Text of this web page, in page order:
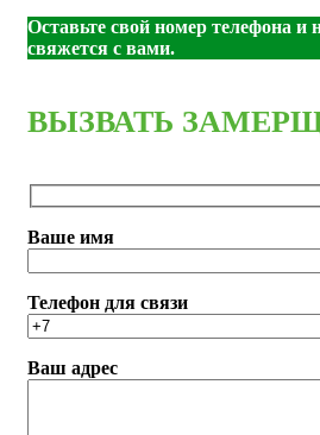
Оставьте свой номер телефона и
свяжется с вами.
ВЫЗВАТЬ
Ваше имя
Телефон для связи
Ваш адрес